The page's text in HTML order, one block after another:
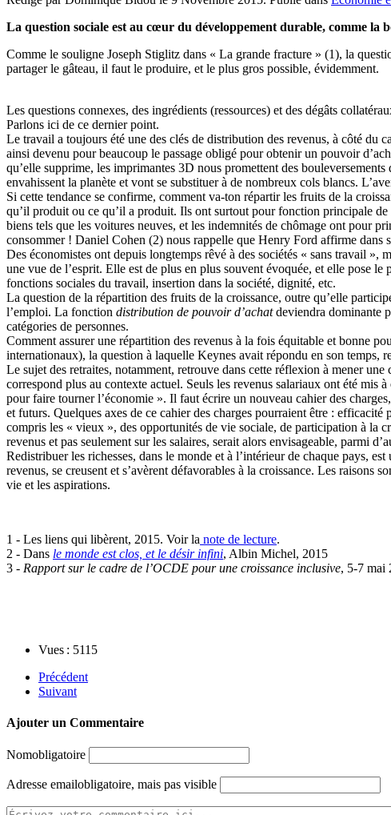
La question sociale est au cœur du développement durable, comme la
Comme le souligne Joseph Stiglitz dans « La grande fracture » (1), la
partager le gâteau, il faut le produire, et le plus gros possible, évidemment.
Les questions connexes, des ingrédients (ressources) et des dégâts
Parlons ici de ce dernier point.
Le travail a toujours été une des clés de distribution des revenus, à côté du
ainsi devenu pour beaucoup le passage obligé pour obtenir un pouvoir
qu’elle supprime, les imprimantes 3D nous promettent des
envahissent la planète et vont se substituer à de nombreux cols blancs.
Si cette tendance se confirme, comment va-ton répartir les fruits de la
qu’il produit ou ce qu’il a produit. Ils ont surtout pour fonction principale
biens tels que les voitures neuves, et les indemnités de chômage ont pour
consommer ! Daniel Cohen (2) nous rappelle que Henry Ford affirme dans
Des économistes ont depuis longtemps rêvé à des sociétés « sans travail »,
une vue de l’esprit. Elle est de plus en plus souvent évoquée, et elle pose
fonctions sociales du travail, insertion dans la société, dignité, etc.
La question de la répartition des fruits de la croissance, outre qu’elle
l’emploi. La fonction distribution de pouvoir d’achatdeviendra dominante
catégories de personnes.
Comment assurer une répartition des revenus à la fois équitable et bonne
internationaux), la question à laquelle Keynes avait répondu en son temps,
Le sujet des retraites, notamment, retrouve dans cette réflexion à mener
correspond plus au contexte actuel. Seuls les revenus salariaux ont été mis
pour faire tourner l’économie ». Il faut écrire un nouveau cahier des
et futurs. Quelques axes de ce cahier des charges pourraient être :
compris les « vieux », des opportunités de vie sociale, de participation à la
revenus et pas seulement sur les salaires, serait alors envisageable, parmi
Redistribuer les richesses, dans le monde et à l’intérieur de chaque pays,
revenus, se creusent et s’avèrent défavorables à la croissance. Les
vie et les aspirations.
1 - Les liens qui libèrent, 2015. Voir la note de lecture.
2 - Dans le monde est clos, et le désir infini, Albin Michel, 2015
3 - Rapport sur le cadre de l’OCDE pour une croissance inclusive, 5-7 mai
Vues : 5115
Précédent
Suivant
Ajouter un Commentaire
Nomobligatoire
Adresse emailobligatoire, mais pas visible